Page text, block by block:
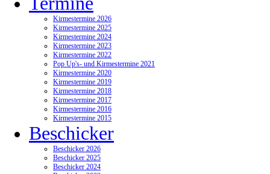
Kirmestermine 2026
Kirmestermine 2025
Kirmestermine 2024
Kirmestermine 2023
Kirmestermine 2022
Pop Up's- und Kirmestermine 2021
Kirmestermine 2020
Kirmestermine 2019
Kirmestermine 2018
Kirmestermine 2017
Kirmestermine 2016
Kirmestermine 2015
Beschicker
Beschicker 2026
Beschicker 2025
Beschicker 2024